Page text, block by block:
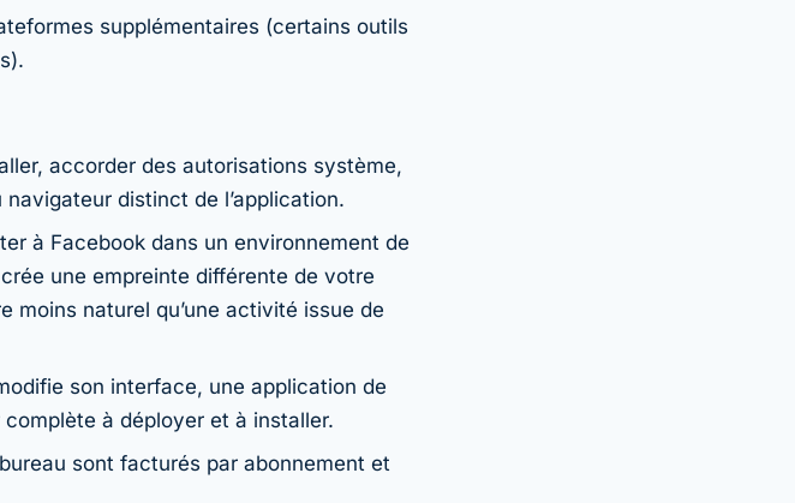
supplémentaires (certains outils
accorder des autorisations système,
distinct de l’application.
à Facebook dans un environnement de
une empreinte différente de votre
naturel qu’une activité issue de
son interface, une application de
à déployer et à installer.
sont facturés par abonnement et